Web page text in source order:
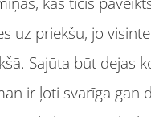
uz priekšu, jo
Sajūta būt dejas
ir ļoti svarīga gan